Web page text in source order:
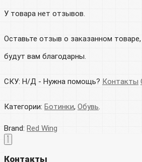
У товара нет отзывов.
Оставьте отзыв о заказанном товаре,
будут вам благодарны.
СКУ: Н/Д - Нужна помощь? Контакты
Категории: Ботинки, Обувь.
Brand: Red Wing
Контакты